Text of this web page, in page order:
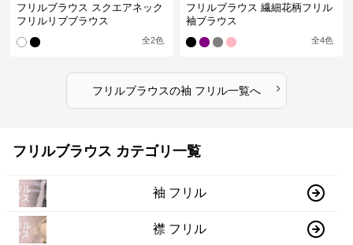
フリルブラウス スクエアネック
フリルリブブラウス
全2色
フリルブラウス 繊細花柄フリル
袖ブラウス
全4色
フリルブラウスの袖 フリル一覧へ ›
フリルブラウス カテゴリ一覧
袖 フリル
襟 フリル